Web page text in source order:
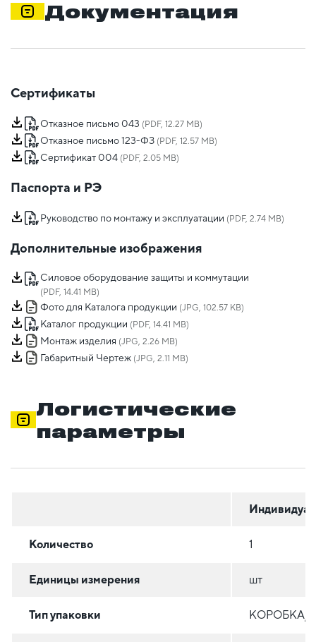
Документация
Сертификаты
Отказное письмо 043 (PDF, 12.27 MB)
Отказное письмо 123-ФЗ (PDF, 12.57 MB)
Сертификат 004 (PDF, 2.05 MB)
Паспорта и РЭ
Руководство по монтажу и эксплуатации (PDF, 2.74 MB)
Дополнительные изображения
Силовое оборудование защиты и коммутации
(PDF, 14.41 MB)
Фото для Каталога продукции (JPG, 102.57 KB)
Каталог продукции (PDF, 14.41 MB)
Монтаж изделия (JPG, 2.26 MB)
Габаритный Чертеж (JPG, 2.11 MB)
Логистические
параметры
Количество 1
Единицы измерения шт
Тип упаковки КОРОБКА/